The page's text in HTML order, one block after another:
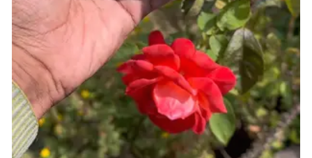
يمكنكم التخطيط لتشتيت الكائن بواسطة شخص
واحد بينما يهاجمه الآخر.
هذه الاستراتيجية تجعل المهام الصعبة أكثر
سهولة.
مواقف طريفة:
عندما تسوء الأمور ويظهر كائن قوي يفاجئكم، يمكن أن
تكون التجربة مضحكة للغاية مع أصدقائك.